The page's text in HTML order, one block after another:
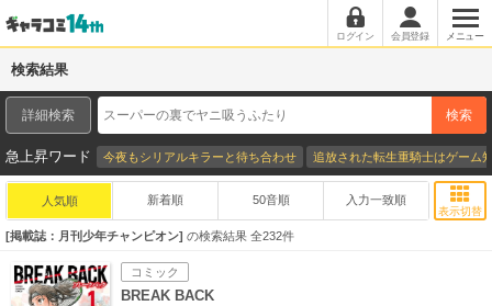
ログイン 会員登録 メニュー
検索結果
詳細検索 検索
急上昇ワード 今夜もシリアルキラーと待ち合わせ 追放された転生重騎士はゲーム
人気順 新着順 50音順 入力一致順
表示切替
掲載誌：月刊少年チャンピオン の検索結果 全232件
コミック
BREAK BACK